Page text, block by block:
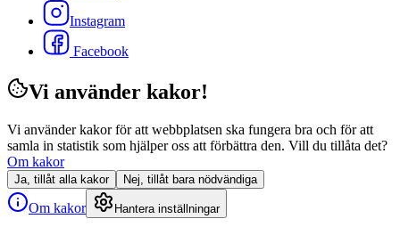
Instagram
Facebook
Vi använder kakor!
Vi använder kakor för att webbplatsen ska fungera bra och för att
samla in statistik som hjälper oss att förbättra den. Vill du tillåta det?
Om kakor
Ja, tillåt alla kakor Nej, tillåt bara nödvändiga
Om kakor Hantera inställningar